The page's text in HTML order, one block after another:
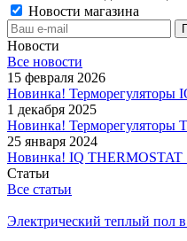
Новости магазина
Новости
Все новости
15 февраля 2026
Новинка! Терморегуляторы
1 декабря 2025
Новинка! Терморегуляторы
25 января 2024
Новинка! IQ THERMOSTAT
Статьи
Все статьи
Электрический теплый пол